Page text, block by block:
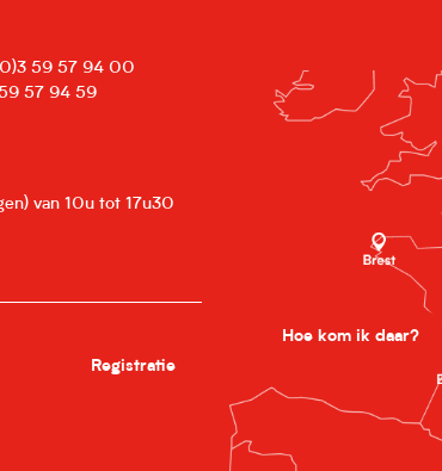
59 57 94 00
57 94 59
van 10u tot 17u30
Registratie
Hoe kom ik daar?